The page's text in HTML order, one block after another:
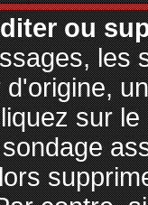
ou
les
sur